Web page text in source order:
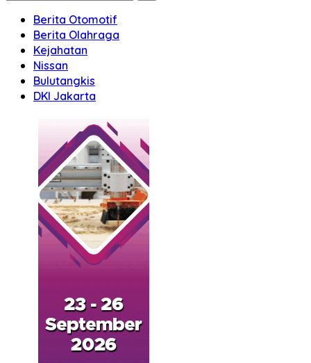
Berita Otomotif
Berita Olahraga
Kejahatan
Nissan
Bulutangkis
DKI Jakarta